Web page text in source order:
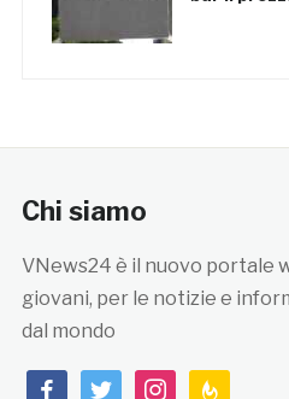
Chi siamo
VNews24 è il nuovo portale
giovani, per le notizie e
dal mondo
facebooktwitterinstagramfeedburner